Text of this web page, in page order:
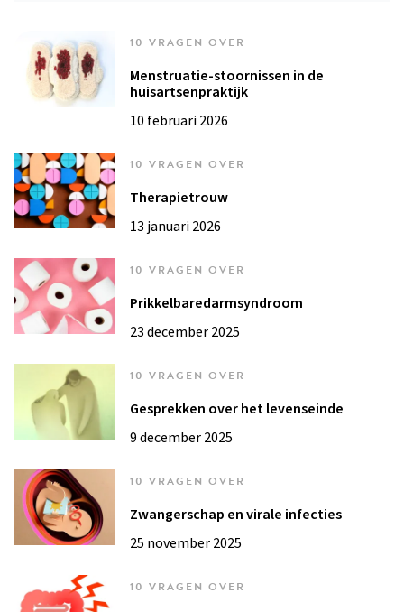
10 VRAGEN OVER
Menstruatie-stoornissen in de
huisartsenpraktijk
10 februari 2026
10 VRAGEN OVER
Therapietrouw
13 januari 2026
10 VRAGEN OVER
Prikkelbaredarmsyndroom
23 december 2025
10 VRAGEN OVER
Gesprekken over het levenseinde
9 december 2025
10 VRAGEN OVER
Zwangerschap en virale infecties
25 november 2025
10 VRAGEN OVER